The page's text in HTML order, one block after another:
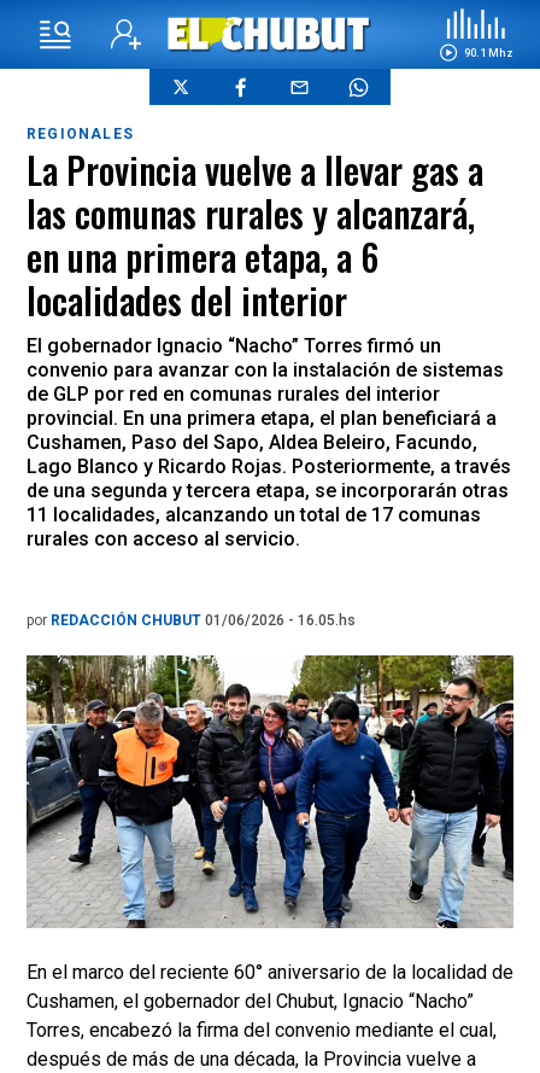
90.1 Mhz
REGIONALES
La Provincia vuelve a llevar gas a
las comunas rurales y alcanzará,
en una primera etapa, a 6
localidades del interior
El gobernador Ignacio “Nacho” Torres firmó un
convenio para avanzar con la instalación de sistemas
de GLP por red en comunas rurales del interior
provincial. En una primera etapa, el plan beneficiará a
Cushamen, Paso del Sapo, Aldea Beleiro, Facundo,
Lago Blanco y Ricardo Rojas. Posteriormente, a través
de una segunda y tercera etapa, se incorporarán otras
11 localidades, alcanzando un total de 17 comunas
rurales con acceso al servicio.
por REDACCIÓN CHUBUT 01/06/2026 - 16.05.hs
En el marco del reciente 60° aniversario de la localidad de
Cushamen, el gobernador del Chubut, Ignacio “Nacho”
Torres, encabezó la firma del convenio mediante el cual,
después de más de una década, la Provincia vuelve a